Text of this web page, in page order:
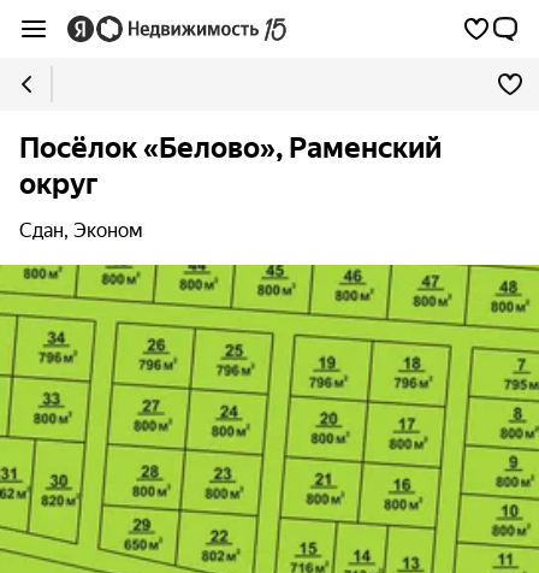
Посёлок «Белово», Раменский
округ
Сдан, Эконом